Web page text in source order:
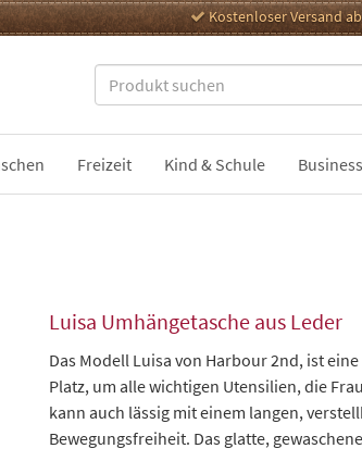
Kostenloser Versand
Freizeit Kind & Schule Business
Luisa Umhängetasche aus Leder
Das Modell Luisa von Harbour 2nd, ist
Platz, um alle wichtigen Utensilien, die
kann auch lässig mit einem langen,
Bewegungsfreiheit. Das glatte,